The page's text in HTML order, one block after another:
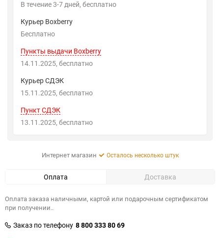
В течение3-7 дней Бесплатно
Курьер Boxberry
Бесплатно
Пункты выдачи Boxberry
14.11.2025
Бесплатно
Курьер СДЭК
15.11.2025
Бесплатно
Пункт СДЭК
13.11.2025
Бесплатно
Интернет магазин Осталось несколько штук
Оплата Доставка
Оплата заказа наличными, картой или подарочным сертификатом
при получении..
Заказ по телефону 8 800 333 80 69